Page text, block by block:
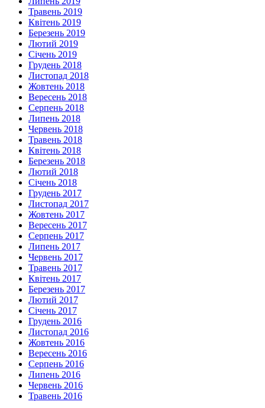
Травень 2019
Квітень 2019
Березень 2019
Лютий 2019
Січень 2019
Грудень 2018
Листопад 2018
Жовтень 2018
Вересень 2018
Серпень 2018
Липень 2018
Червень 2018
Травень 2018
Квітень 2018
Березень 2018
Лютий 2018
Січень 2018
Грудень 2017
Листопад 2017
Жовтень 2017
Вересень 2017
Серпень 2017
Липень 2017
Червень 2017
Травень 2017
Квітень 2017
Березень 2017
Лютий 2017
Січень 2017
Грудень 2016
Листопад 2016
Жовтень 2016
Вересень 2016
Серпень 2016
Липень 2016
Червень 2016
Травень 2016